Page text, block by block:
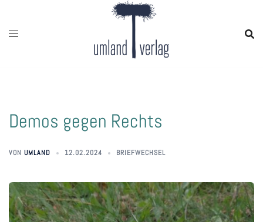
springen
Demos gegen Rechts
VON UMLAND 12.02.2024 BRIEFWECHSEL